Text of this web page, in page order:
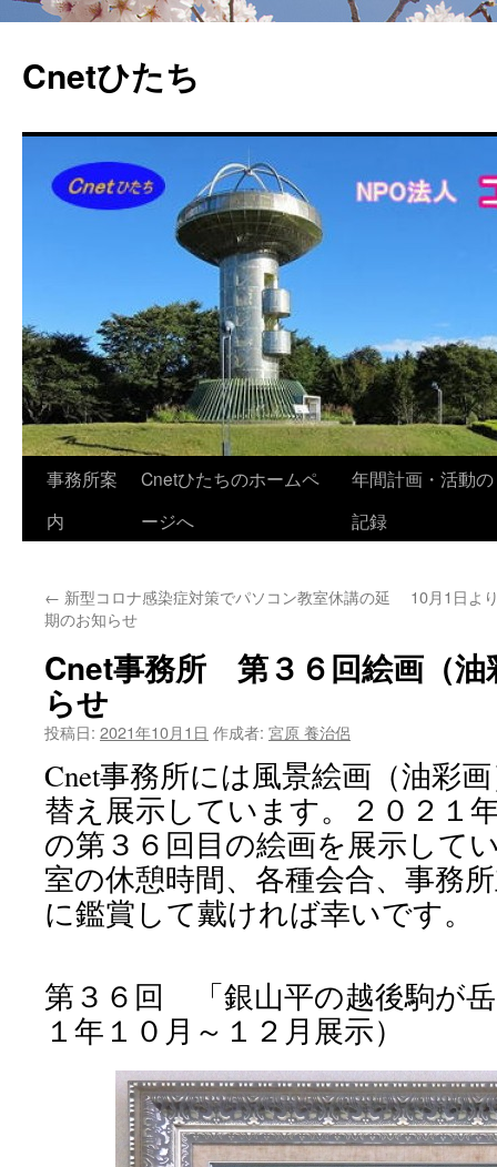
Cnetひたち
コ
ン
ス
キ
ッ
プ
事務所案
内
Cnetひたちのホームペ
ージへ
年間計画・活動の
記録
← 新型コロナ感染症対策でパソコン教室休講の延
期のお知らせ
10月1日よ
Cnet事務所 第３６回絵画（油
らせ
投稿日: 2021年10月1日 作成者: 宮原 養治侶
Cnet事務所には風景絵画（油彩
替え展示しています。２０２１
の第３６回目の絵画を展示して
室の休憩時間、各種会合、事務
に鑑賞して戴ければ幸いです。
第３６回 「銀山平の越後駒が
１年１０月～１２月展示）